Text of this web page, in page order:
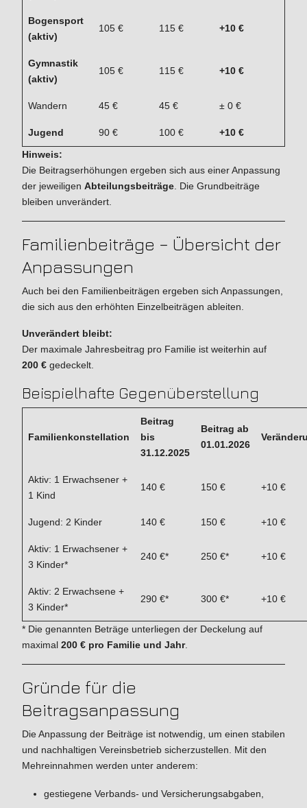
Bogensport
(aktiv)
105 € 115 € +10 €
Gymnastik
(aktiv)
105 € 115 € +10 €
Wandern 45 € 45 € ± 0 €
Jugend 90 € 100 €
+10 €
Hinweis:
Die Beitragserhöhungen ergeben sich aus einer Anpassung
der jeweiligen Abteilungsbeiträge . Die Grundbeiträge
bleiben unverändert.
Familienbeiträge – Übersicht der
Anpassungen
Auch bei den Familienbeiträgen ergeben sich Anpassungen,
die sich aus den erhöhten Einzelbeiträgen ableiten.
Unverändert bleibt:
Der maximale Jahresbeitrag pro Familie ist weiterhin auf
200 € gedeckelt.
Beispielhafte Gegenüberstellung
Familienkonstellation
Beitrag
bis
31.12.2025
Beitrag ab
01.01.2026
Aktiv: 1 Erwachsener +
1 Kind
140 € 150 € +10 €
Jugend: 2 Kinder 140 € 150 € +10 €
Aktiv: 1 Erwachsener +
3 Kinder*
240 €* 250 €* +10 €
Aktiv: 2 Erwachsene +
3 Kinder*
290 €* 300 €* +10 €
* Die genannten Beträge unterliegen der Deckelung auf
maximal 200 € pro Familie und Jahr.
Gründe für die
Beitragsanpassung
Die Anpassung der Beiträge ist notwendig, um einen stabilen
und nachhaltigen Vereinsbetrieb sicherzustellen. Mit den
Mehreinnahmen werden unter anderem:
gestiegene Verbands- und Versicherungsabgaben,